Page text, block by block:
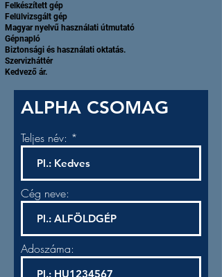
Felkészített gép
Felülvizsgált gép
Magyar nyelvű használati útmutató
Gépnapló
Biztonsági és használati oktatás.
Szervizháttér
Kedvező ár.
ALPHA CSOMAG
Teljes név:
Cég neve:
Adoszáma: